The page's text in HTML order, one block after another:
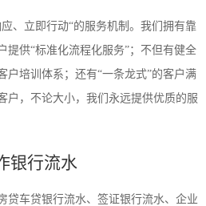
、立即行动“的服务机制。我们拥有靠
提供“标准化流程化服务”；不但有健全
户培训体系；还有“一条龙式”的客户满
户，不论大小，我们永远提供优质的服
银行流水
贷车贷银行流水、签证银行流水、企业